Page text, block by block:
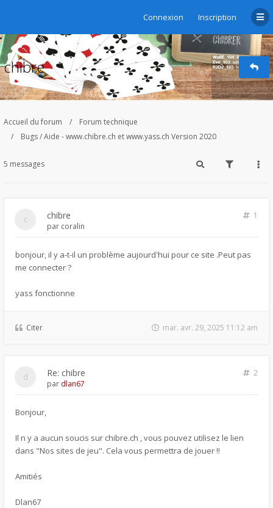
Connexion Inscription
chibre
Accueil du forum
Forum technique
Bugs / Aide - www.chibre.ch et www.yass.ch Version 2020
5 messages
chibre
1
par coralin
bonjour, il y a-t-il un problème aujourd'hui pour ce site .Peut pas
me connecter ?
yass fonctionne
Citer mar. avr. 29, 2025 11:12 am
Re: chibre
2
par dlan67
Bonjour,
Il n y a aucun soucis sur chibre.ch , vous pouvez utilisez le lien
dans "Nos sites de jeu". Cela vous permettra de jouer !!
Amitiés
Dlan67